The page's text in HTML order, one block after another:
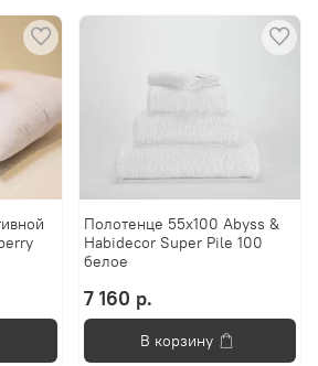
Полотенце 55х100 Abyss &
Habidecor Super Pile 100
белое
7 160 р.
В корзину